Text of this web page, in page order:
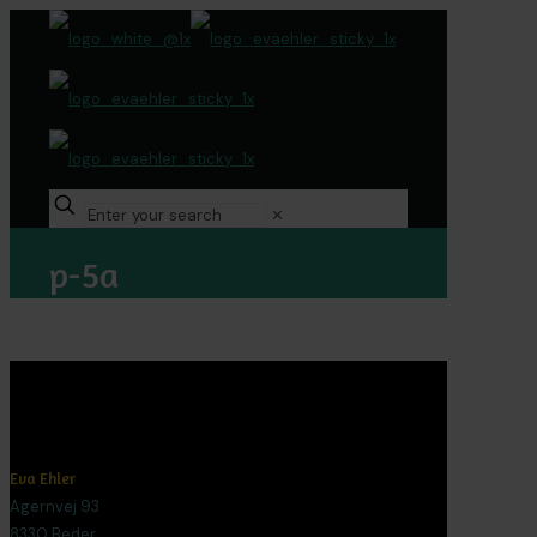
✕
p-5a
Eva Ehler
Agernvej 93